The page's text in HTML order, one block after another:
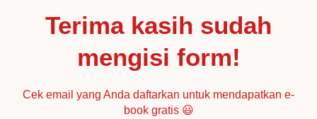
Terima kasih sudah
mengisi form!
Cek email yang Anda daftarkan untuk mendapatkan e-
book gratis 😃